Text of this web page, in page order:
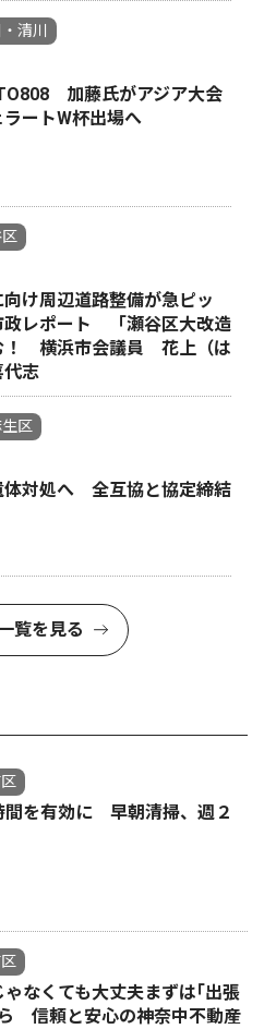
清川
加藤氏がアジア大会
ートW杯出場へ
け周辺道路整備が急ピッ
レポート 「瀬谷区大改造
！ 横浜市会議員 花上（は
代志
区
体対処へ 全互協と協定締結
覧を見る
を有効に 早朝清掃、週２
なくても大丈夫まずは｢出張
信頼と安心の神奈中不動産